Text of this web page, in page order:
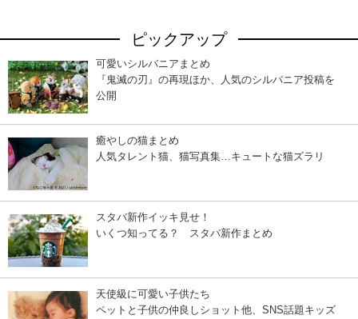
ピックアップ
可愛いシルバニアまとめ
『鬼滅の刃』の再現ほか、人気のシルバニア投稿を
公開
癒やしの猫まとめ
人気タレント猫、猫写真集…キュートな猫ズラリ
スタバ新作イッキ見せ！
いくつ知ってる？ スタバ新作まとめ
天使級に可愛い子供たち
ペットと子供の仲良しショット他、SNS話題キッズ